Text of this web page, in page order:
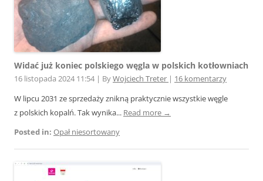
Widać już koniec polskiego węgla w polskich kotłowniach
16 listopada 2024 11:54 | ByWojciech Treter | 16 komentarzy
W lipcu 2031 ze sprzedaży znikną praktycznie wszystkie węgle
z polskich kopalń. Tak wynika... Read more →
Posted in: Opał niesortowany